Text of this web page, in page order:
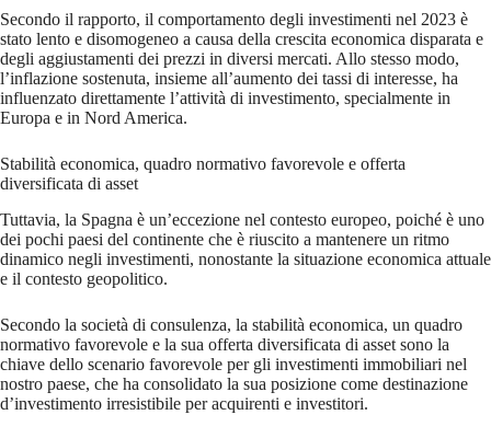
Secondo il rapporto, il comportamento degli investimenti nel 2023 è
stato lento e disomogeneo a causa della crescita economica disparata e
degli aggiustamenti dei prezzi in diversi mercati. Allo stesso modo,
l’inflazione sostenuta, insieme all’aumento dei tassi di interesse, ha
influenzato direttamente l’attività di investimento, specialmente in
Europa e in Nord America.
Stabilità economica, quadro normativo favorevole e offerta
diversificata di asset
Tuttavia, la Spagna è un’eccezione nel contesto europeo, poiché è uno
dei pochi paesi del continente che è riuscito a mantenere un ritmo
dinamico negli investimenti, nonostante la situazione economica attuale
e il contesto geopolitico.
Secondo la società di consulenza, la stabilità economica, un quadro
normativo favorevole e la sua offerta diversificata di asset sono la
chiave dello scenario favorevole per gli investimenti immobiliari nel
nostro paese, che ha consolidato la sua posizione come destinazione
d’investimento irresistibile per acquirenti e investitori.